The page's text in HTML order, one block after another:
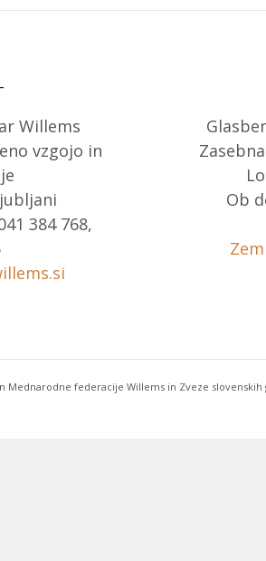
Willems
vzgojo in
384 768,
Ob
Mednarodne federacije Willems in Zveze